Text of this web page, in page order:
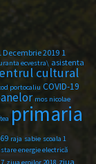
Decembrie 2019 1
ecvestra\ asistenta
cultural
portocaliu COVID-19
mos nicolae
primaria
raja sabie scoala 1
energie electrică
ziua eroilor 2018 ziua